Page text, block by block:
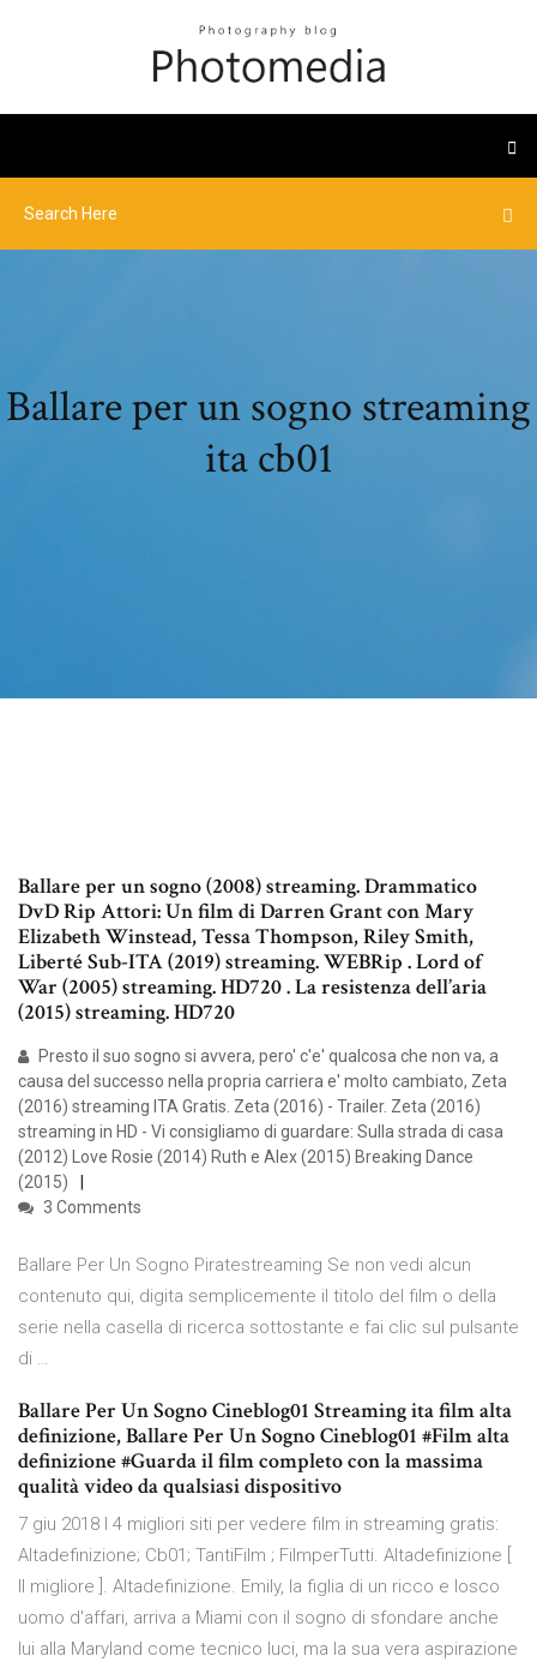
Ballare per un sogno streaming
ita cb01
Ballare per un sogno (2008) streaming. Drammatico
DvD Rip Attori: Un film di Darren Grant con Mary
Elizabeth Winstead, Tessa Thompson, Riley Smith,
Liberté Sub-ITA (2019) streaming. WEBRip . Lord of
War (2005) streaming. HD720 . La resistenza dell’aria
(2015) streaming. HD720
Presto il suo sogno si avvera, pero' c'e' qualcosa che non va, a
causa del successo nella propria carriera e' molto cambiato, Zeta
(2016) streaming ITA Gratis. Zeta (2016) - Trailer. Zeta (2016)
streaming in HD - Vi consigliamo di guardare: Sulla strada di casa
(2012) Love Rosie (2014) Ruth e Alex (2015) Breaking Dance
(2015)
3 Comments
Ballare Per Un Sogno Piratestreaming Se non vedi alcun
contenuto qui, digita semplicemente il titolo del film o della
serie nella casella di ricerca sottostante e fai clic sul pulsante
di …
Ballare Per Un Sogno Cineblog01 Streaming ita film alta
definizione, Ballare Per Un Sogno Cineblog01 #Film alta
definizione #Guarda il film completo con la massima
qualità video da qualsiasi dispositivo
7 giu 2018 I 4 migliori siti per vedere film in streaming gratis:
Altadefinizione; Cb01; TantiFilm ; FilmperTutti. Altadefinizione [
Il migliore ]. Altadefinizione. Emily, la figlia di un ricco e losco
uomo d'affari, arriva a Miami con il sogno di sfondare anche
lui alla Maryland come tecnico luci, ma la sua vera aspirazione